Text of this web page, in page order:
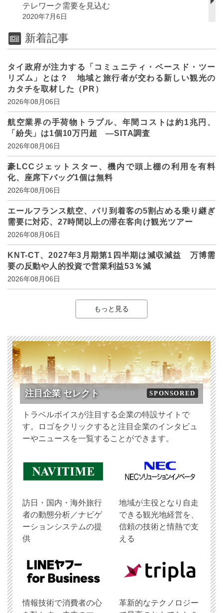
テレワーク需要を見込む
2020年7月6日
新着記事
タイ政府が注力する「コミュニティ・ベースド・ツー
リズム」とは？ 地域と旅行者が交わる新しい観光の
カタチを取材した（PR）
2026年08月06日
航空業界の手荷物トラブル、年間コストは約1兆円、
「紛失」は1個10万円超 ―SITA調査
2026年08月06日
豪LCCジェットスター、機内で頭上棚の利用を有料
化、座席下バッグ1個は無料
2026年08月06日
エールフランス航空、パリ到着客の5割占める乗り継ぎ
需要に対応、27時間以上の滞在客向け観光ツアー
2026年08月06日
KNT-CT、2027年3月期第1四半期は減収減益 万博需
要の反動や人的投資で営業利益53％減
2026年08月06日
もっと見る
注目企業 セレクト SPONSORED
トラベルボイスが注目する企業の特設サイトで
す。ロゴをクリックすると注目企業のインタビュ
ーやニュースを一覧することができます。
訪日・国内・海外旅行
者の動態分析／ナビゲ
ーションシステムの提
供
地域が主役となり自走
できる観光地経営を、
信頼の技術と情熱で支
える
情報技術で消費者の心
革新的なテクノロジー